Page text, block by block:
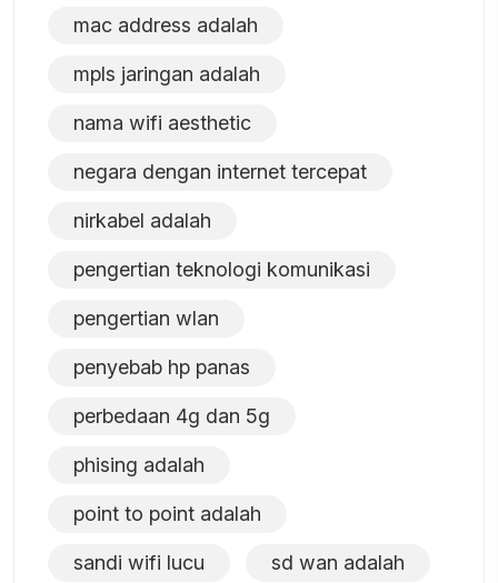
mac address adalah
mpls jaringan adalah
nama wifi aesthetic
negara dengan internet tercepat
nirkabel adalah
pengertian teknologi komunikasi
pengertian wlan
penyebab hp panas
perbedaan 4g dan 5g
phising adalah
point to point adalah
sandi wifi lucu sd wan adalah